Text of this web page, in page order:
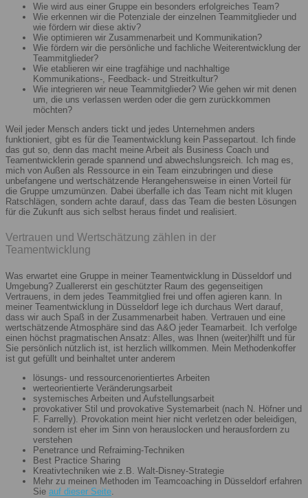
Wie wird aus einer Gruppe ein besonders erfolgreiches Team?
Wie erkennen wir die Potenziale der einzelnen Teammitglieder und
wie fördern wir diese aktiv?
Wie optimieren wir Zusammenarbeit und Kommunikation?
Wie fördern wir die persönliche und fachliche Weiterentwicklung der
Teammitglieder?
Wie etablieren wir eine tragfähige und nachhaltige
Kommunikations-, Feedback- und Streitkultur?
Wie integrieren wir neue Teammitglieder? Wie gehen wir mit denen
um, die uns verlassen werden oder die gern zurückkommen
möchten?
Weil jeder Mensch anders tickt und jedes Unternehmen anders
funktioniert, gibt es für die Teamentwicklung kein Passepartout. Ich finde
das gut so, denn das macht meine Arbeit als Business Coach und
Teamentwicklerin gerade spannend und abwechslungsreich. Ich mag es,
mich von Außen als Ressource in ein Team einzubringen und diese
unbefangene und wertschätzende Herangehensweise in einen Vorteil für
die Gruppe umzumünzen. Dabei überfalle ich das Team nicht mit klugen
Ratschlägen, sondern achte darauf, dass das Team die besten Lösungen
für die Zukunft aus sich selbst heraus findet und realisiert.
Vertrauen und Wertschätzung zählen in der
Teamentwicklung
Was erwartet eine Gruppe in meiner Teamentwicklung in Düsseldorf und
Umgebung? Zuallererst ein geschützter Raum des gegenseitigen
Vertrauens, in dem jedes Teammitglied frei und offen agieren kann. In
meiner Teamentwicklung in Düsseldorf lege ich durchaus Wert darauf,
dass wir auch Spaß in der Zusammenarbeit haben. Vertrauen und eine
wertschätzende Atmosphäre sind das A&O jeder Teamarbeit. Ich verfolge
einen höchst pragmatischen Ansatz: Alles, was Ihnen (weiter)hilft und für
Sie persönlich nützlich ist, ist herzlich willkommen. Mein Methodenkoffer
ist gut gefüllt und beinhaltet unter anderem
lösungs- und ressourcenorientiertes Arbeiten
werteorientierte Veränderungsarbeit
systemisches Arbeiten und Aufstellungsarbeit
provokativer Stil und provokative Systemarbeit (nach N. Höfner und
F. Farrelly). Provokation meint hier nicht verletzen oder beleidigen,
sondern ist eher im Sinn von herauslocken und herausfordern zu
verstehen
Penetrance und Refraiming-Techniken
Best Practice Sharing
Kreativtechniken wie z.B. Walt-Disney-Strategie
Mehr zu meinen Methoden im Teamcoaching in Düsseldorf erfahren
Sie auf dieser Seite.